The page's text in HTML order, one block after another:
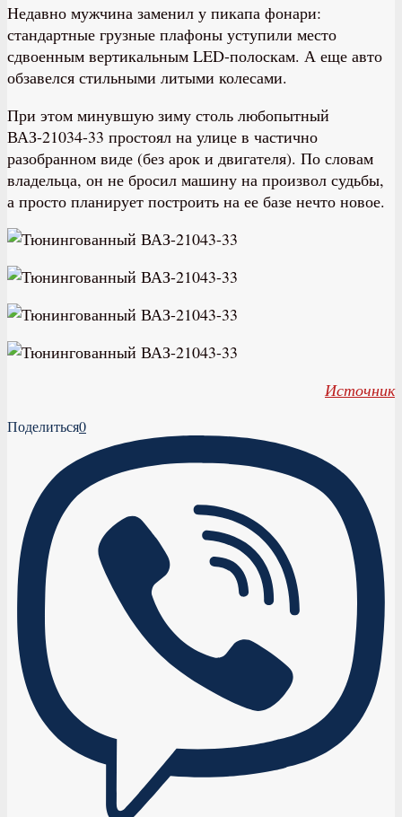
Недавно мужчина заменил у пикапа фонари:
стандартные грузные плафоны уступили место
сдвоенным вертикальным LED-полоскам. А еще авто
обзавелся стильными литыми колесами.
При этом минувшую зиму столь любопытный
ВАЗ-21034-33 простоял на улице в частично
разобранном виде (без арок и двигателя). По словам
владельца, он не бросил машину на произвол судьбы,
а просто планирует построить на ее базе нечто новое.
Источник
Поделиться0